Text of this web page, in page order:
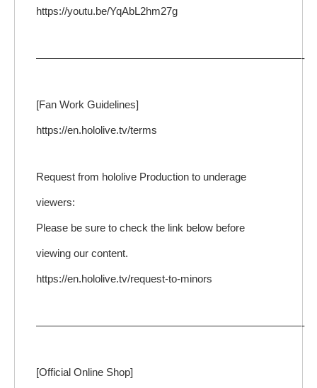
https://youtu.be/YqAbL2hm27g
—————————————————————————-
[Fan Work Guidelines]
https://en.hololive.tv/terms
Request from hololive Production to underage
viewers:
Please be sure to check the link below before
viewing our content.
https://en.hololive.tv/request-to-minors
—————————————————————————-
[Official Online Shop]